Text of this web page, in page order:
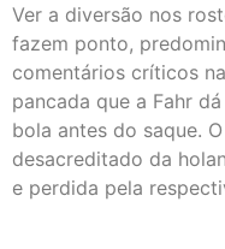
Ver a diversão nos
fazem ponto,
comentários críticos
pancada que a Fahr
bola antes do saque.
desacreditado da
e perdida pela